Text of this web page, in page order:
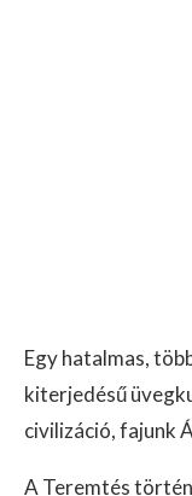
Egy hatalmas,
kiterjedésű
civilizáció, fajunk
A Teremtés